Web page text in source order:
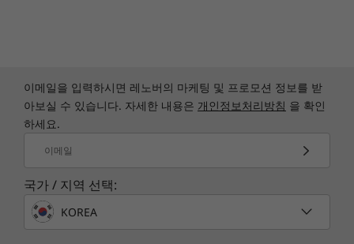
믿을 수 있는 안정성
레노버는 미 국방부의 MIL-STD 810H 표준을 사용
하여 모든 ThinkPad의 안정성과 내구성을 보장합
사양은 지역/모델에 따라 다를 수 있습니다.
지속 가능성
소재
스피커 엔클로저에 PCC(Post-Consumer Content) 재활용
이메일을 입력하시면 레노버의 마케팅 및 프로모션 정보를 받
아보실 수 있습니다. 자세한 내용은 개인정보처리방침 을 확인
하세요.
이메일
국가 / 지역 선택:
KOREA